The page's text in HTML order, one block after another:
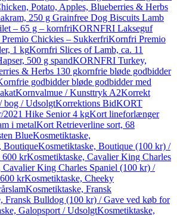
Potato, Apples, Blueberries & Herbs
250 g Grainfree Dog Biscuits Lamb
– 65 g – kornfriKORNFRI Lakseguf
Chickies – SukkerfriKornfri Premio
1 kgKornfri Slices of Lamb, ca. 11
500 g spandKORNFRI Turkey,
& Herbs 130 gkornfrie bløde godbidder
godbidder bløde godbidder med
Kornvalmue / Kunsttryk A2Korrekt
bog / UdsolgtKorrektions BidKORT
Hike Senior 4 kgKort lineforlænger
i metalKort Retrieverline sort, 68
BlueKosmetiktaske,
BoutiqueKosmetiktaske, Boutique (100 kr) /
600 krKosmetiktaske, Cavalier King Charles
Cavalier King Charles Spaniel (100 kr) /
krKosmetiktaske, Cheeky
Kosmetiktaske, Fransk
Fransk Bulldog (100 kr) / Gave ved køb for
Galopsport / UdsolgtKosmetiktaske,